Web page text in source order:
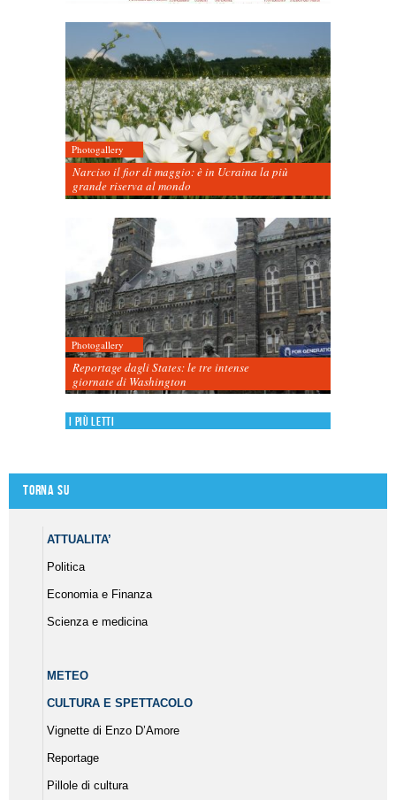
Photogallery
Narciso il fior di maggio: è in Ucraina la più
grande riserva al mondo
Photogallery
Reportage dagli States: le tre intense
giornate di Washington
I più letti
Torna su
ATTUALITA’
Politica
Economia e Finanza
Scienza e medicina
METEO
CULTURA E SPETTACOLO
Vignette di Enzo D’Amore
Reportage
Pillole di cultura